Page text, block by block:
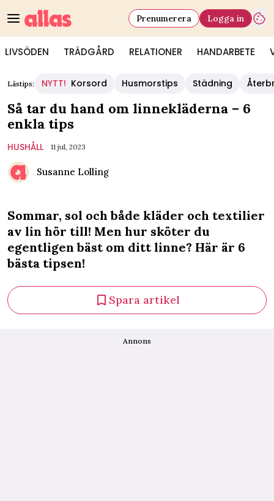
LIVSÖDEN TRÄDGÅRD RELATIONER HANDARBETE
Prenumerera Logga in
Lästips: NYTT! Korsord Husmorstips Städning
Så tar du hand om linnekläderna – 6
enkla tips
HUSHÅLL 11 jul, 2023
Susanne Lolling
Sommar, sol och både kläder och textilier
av lin hör till! Men hur sköter du
egentligen bäst om ditt linne? Här är 6
bästa tipsen!
Spara artikel
Annons